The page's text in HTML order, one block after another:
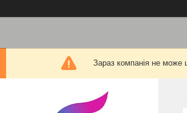
Зараз компанія не може